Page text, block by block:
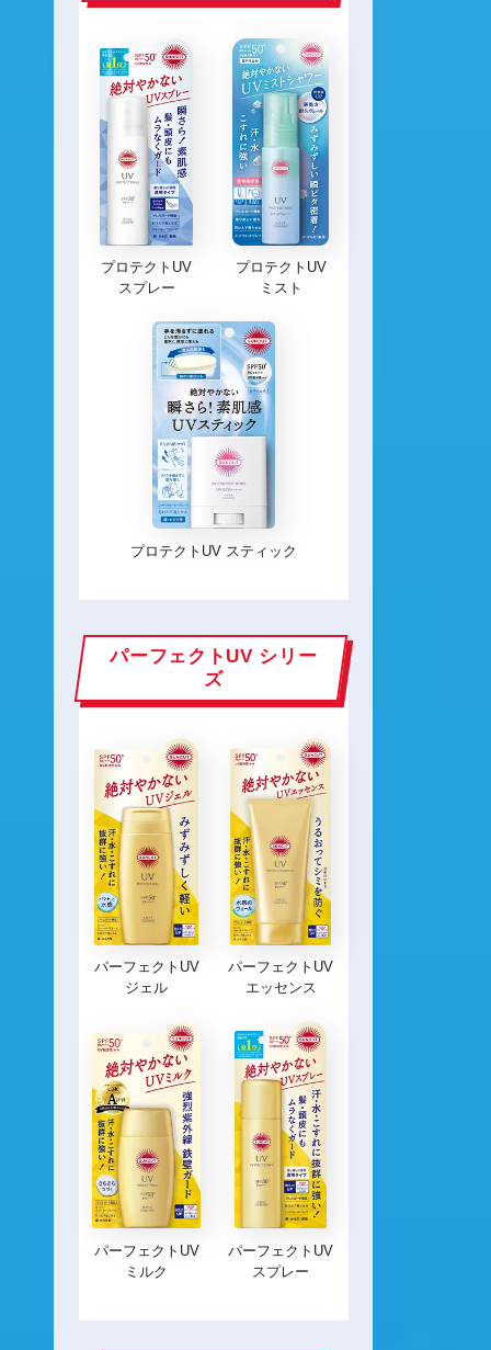
プロテクトUV
スプレー
プロテクトUV
ミスト
プロテクトUV スティック
パーフェクトUV シリー
ズ
パーフェクトUV
ジェル
パーフェクトUV
エッセンス
パーフェクトUV
ミルク
パーフェクトUV
スプレー